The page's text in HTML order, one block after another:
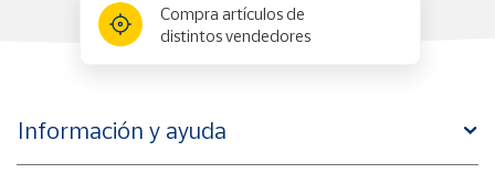
Compra artículos de
distintos vendedores
Información y ayuda